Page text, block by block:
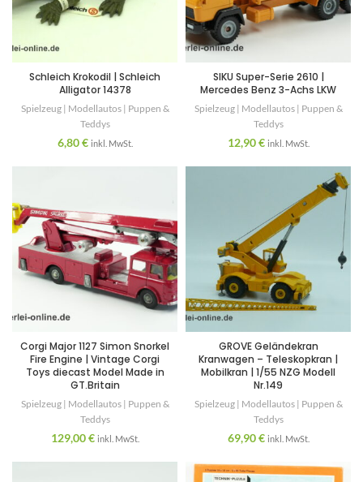
Schleich Krokodil | Schleich
Alligator 14378
Spielzeug | Modellautos | Puppen &
Teddys
6,80€ inkl. MwSt.
SIKU Super-Serie 2610 |
Mercedes Benz 3-Achs LKW
Spielzeug | Modellautos | Puppen &
Teddys
12,90€ inkl. MwSt.
Corgi Major 1127 Simon Snorkel
Fire Engine | Vintage Corgi
Toys diecast Model Made in
GT.Britain
Spielzeug | Modellautos | Puppen &
Teddys
129,00€ inkl. MwSt.
GROVE Geländekran
Kranwagen – Teleskopkran |
Mobilkran | 1/55 NZG Modell
Nr.149
Spielzeug | Modellautos | Puppen &
Teddys
69,90€ inkl. MwSt.